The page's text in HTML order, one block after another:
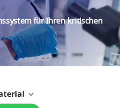
für Ihren kritischen